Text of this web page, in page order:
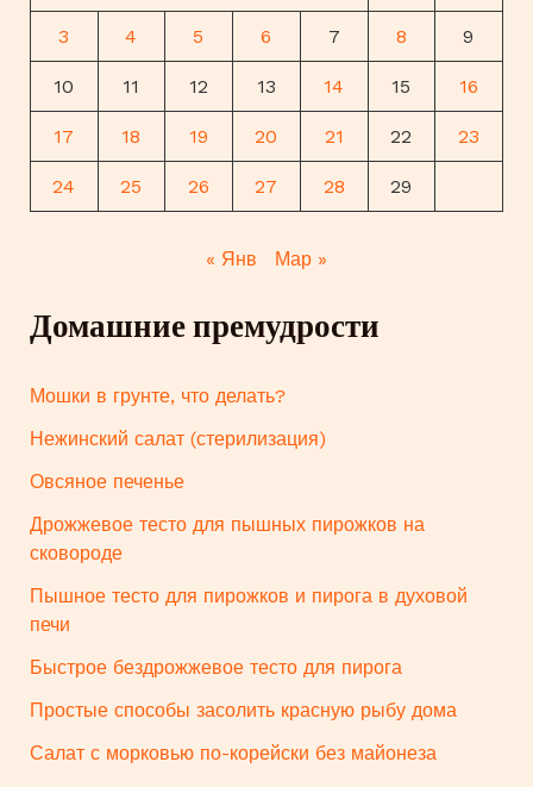
3 4 5 6 7 8 9
10 11 12 13 14 15 16
17 18 19 20 21 22 23
24 25 26 27 28 29
« Янв Мар »
Домашние премудрости
Мошки в грунте, что делать?
Нежинский салат (стерилизация)
Овсяное печенье
Дрожжевое тесто для пышных пирожков на
сковороде
Пышное тесто для пирожков и пирога в духовой
печи
Быстрое бездрожжевое тесто для пирога
Простые способы засолить красную рыбу дома
Салат с морковью по-корейски без майонеза